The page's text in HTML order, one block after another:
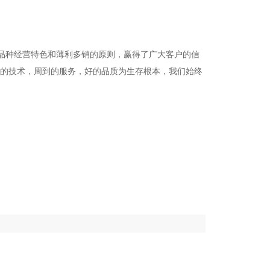
经营特色和薄利多销的原则，赢得了广大客户的信
技术，周到的服务，好的品质为生存根本，我们始终